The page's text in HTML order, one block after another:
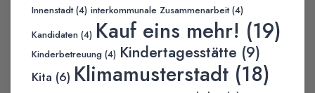
Innenstadt(4) interkommunale Zusammenarbeit(4)
Kandidaten (4) Kauf eins mehr! (19)
Kinderbetreuung (4) Kindertagesstätte (9)
Kita (6) Klimamusterstadt (18)